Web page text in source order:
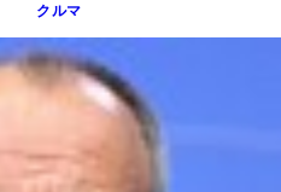
クルマ